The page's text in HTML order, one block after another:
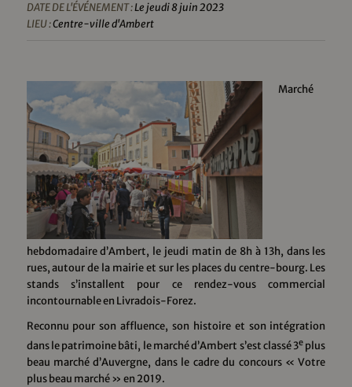
DATE DE L'ÉVÉNEMENT :Le jeudi 8 juin 2023
LIEU :Centre-ville d'Ambert
Marché
hebdomadaire d’Ambert, le jeudi matin de 8h à 13h, dans les
rues, autour de la mairie et sur les places du centre-bourg. Les
stands s’installent pour ce rendez-vous commercial
incontournable en Livradois-Forez.
Reconnu pour son affluence, son histoire et son intégration
dans le patrimoine bâti, le marché d’Ambert s’est classé 3e plus
beau marché d’Auvergne, dans le cadre du concours « Votre
plus beau marché » en 2019.